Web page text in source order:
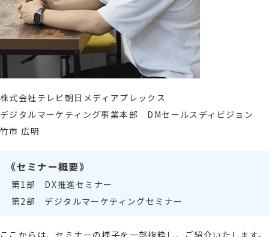
株式会社テレビ朝日メディアプレックス
デジタルマーケティング事業本部 DMセールスディビジョン
竹市 広明
《セミナー概要》
第1部 DX推進セミナー
第2部 デジタルマーケティングセミナー
ここからは、セミナーの様子を 一部抜粋し 、ご紹介いたします。